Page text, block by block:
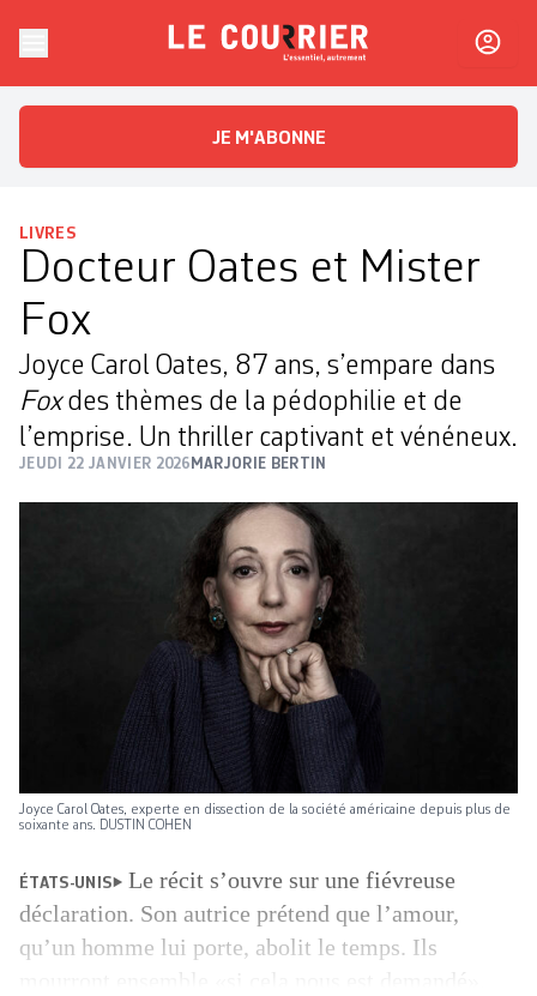
Le CourrierL'essentiel, autrement
JE M'ABONNE
LIVRES
Docteur Oates et Mister
Fox
Joyce Carol Oates, 87 ans, s’empare dans
Foxdes thèmes de la pédophilie et de
l’emprise. Un thriller captivant et vénéneux.
JEUDI 22 JANVIER 2026 MARJORIE BERTIN
Joyce Carol Oates, experte en dissection de la société américaine depuis plus de
soixante ans. DUSTIN COHEN
ÉTATS-UNIS
Le récit s’ouvre sur une fiévreuse
déclaration. Son autrice prétend que l’amour,
qu’un homme lui porte, abolit le temps. Ils